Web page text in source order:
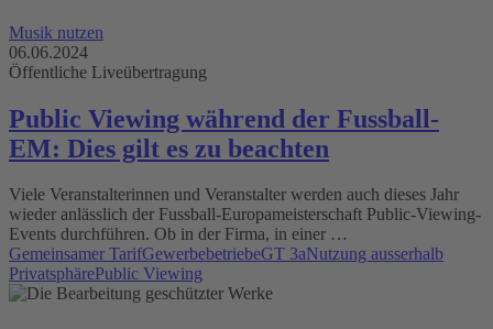
Musik nutzen
06.06.2024
Öffentliche Liveübertragung
Public Viewing während der Fussball-
EM: Dies gilt es zu beachten
Viele Veranstalterinnen und Veranstalter werden auch dieses Jahr
wieder anlässlich der Fussball-Europameisterschaft Public-Viewing-
Events durchführen. Ob in der Firma, in einer …
Gemeinsamer TarifGewerbebetriebeGT 3aNutzung ausserhalb
PrivatsphärePublic Viewing